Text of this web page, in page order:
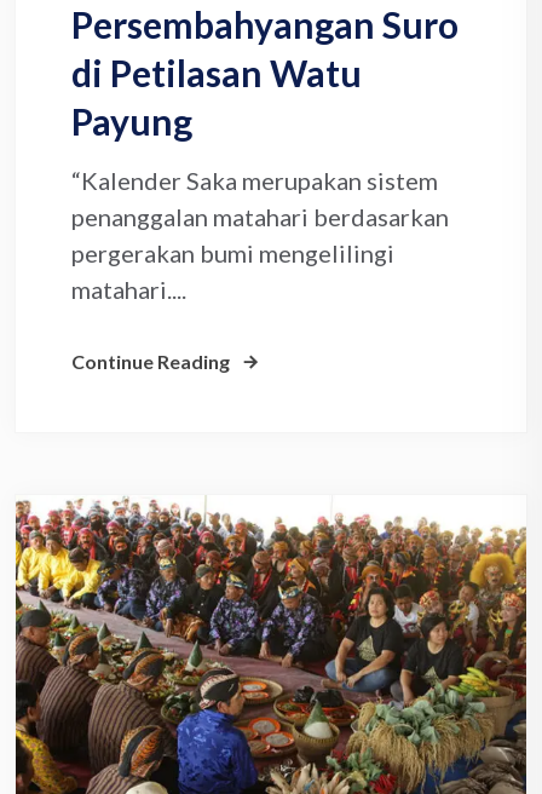
Persembahyangan Suro
di Petilasan Watu
Payung
“Kalender Saka merupakan sistem
penanggalan matahari berdasarkan
pergerakan bumi mengelilingi
matahari....
Continue Reading